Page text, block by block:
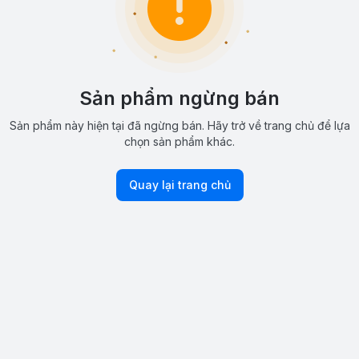
Sản phẩm ngừng bán
Sản phẩm này hiện tại đã ngừng bán. Hãy trở về trang chủ để lựa
chọn sản phẩm khác.
Quay lại trang chủ